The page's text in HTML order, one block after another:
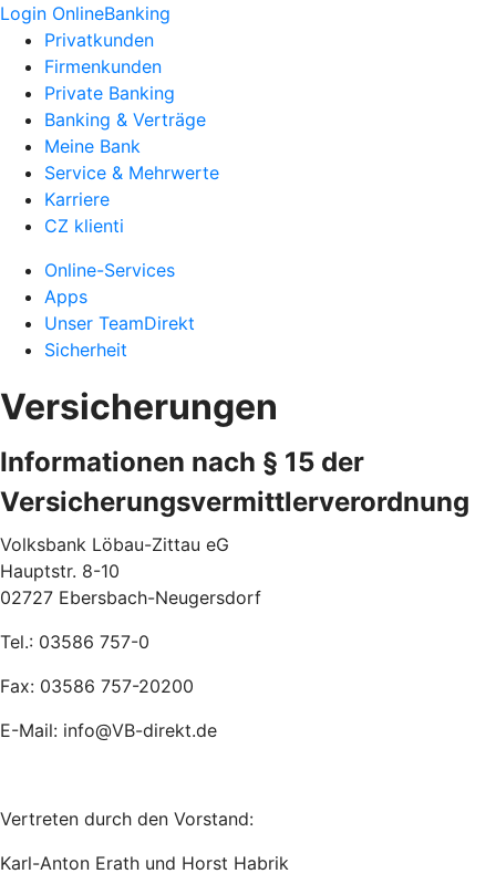
Login OnlineBanking
Privatkunden
Firmenkunden
Private Banking
Banking & Verträge
Meine Bank
Service & Mehrwerte
Karriere
CZ klienti
Online-Services
Apps
Unser TeamDirekt
Sicherheit
Versicherungen
Informationen nach § 15 der
Versicherungsvermittlerverordnung
Volksbank Löbau-Zittau eG
Hauptstr. 8-10
02727 Ebersbach-Neugersdorf
Tel.: 03586 757-0
Fax: 03586 757-20200
E-Mail: info@VB-direkt.de
Vertreten durch den Vorstand:
Karl-Anton Erath und Horst Habrik